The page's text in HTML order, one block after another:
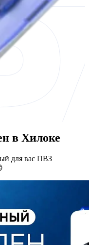
в Хилоке
для вас ПВЗ